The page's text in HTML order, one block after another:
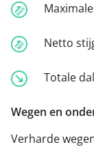
Netto
Totale
Wegen en
Verharde